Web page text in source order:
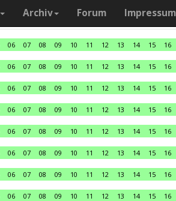
Archiv Forum Impressum
06 07 08 09 10 11 12 13 14 15 16
06 07 08 09 10 11 12 13 14 15 16
06 07 08 09 10 11 12 13 14 15 16
06 07 08 09 10 11 12 13 14 15 16
06 07 08 09 10 11 12 13 14 15 16
06 07 08 09 10 11 12 13 14 15 16
06 07 08 09 10 11 12 13 14 15 16
06 07 08 09 10 11 12 13 14 15 16